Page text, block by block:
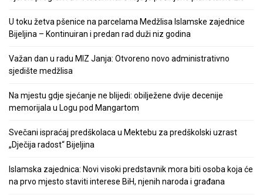
U toku žetva pšenice na parcelama Medžlisa Islamske zajednice
Bijeljina – Kontinuiran i predan rad duži niz godina
Važan dan u radu MIZ Janja: Otvoreno novo administrativno
sjedište medžlisa
Na mjestu gdje sjećanje ne blijedi: obilježene dvije decenije
memorijala u Logu pod Mangartom
Svečani ispraćaj predškolaca u Mektebu za predškolski uzrast
„Dječija radost“ Bijeljina
Islamska zajednica: Novi visoki predstavnik mora biti osoba koja će
na prvo mjesto staviti interese BiH, njenih naroda i građana